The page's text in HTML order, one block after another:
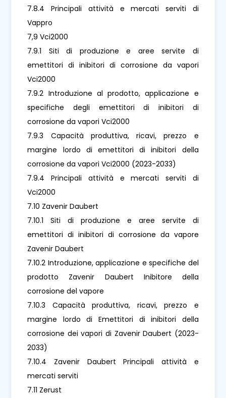
7.8.4 Principali attività e mercati serviti di
Vappro
7,9 Vci2000
7.9.1 Siti di produzione e aree servite di
emettitori di inibitori di corrosione da vapori
Vci2000
7.9.2 Introduzione al prodotto, applicazione e
specifiche degli emettitori di inibitori di
corrosione da vapori Vci2000
7.9.3 Capacità produttiva, ricavi, prezzo e
margine lordo di emettitori di inibitori della
corrosione da vapori Vci2000 (2023-2033)
7.9.4 Principali attività e mercati serviti di
Vci2000
7.10 Zavenir Daubert
7.10.1 Siti di produzione e aree servite di
emettitori di inibitori di corrosione da vapore
Zavenir Daubert
7.10.2 Introduzione, applicazione e specifiche del
prodotto Zavenir Daubert Inibitore della
corrosione del vapore
7.10.3 Capacità produttiva, ricavi, prezzo e
margine lordo di Emettitori di inibitori della
corrosione dei vapori di Zavenir Daubert (2023-
2033)
7.10.4 Zavenir Daubert Principali attività e
mercati serviti
7.11 Zerust